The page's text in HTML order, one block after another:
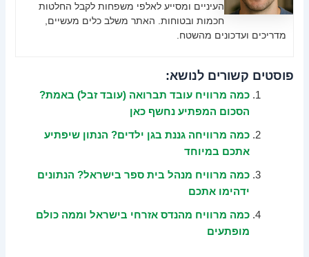
העיניים ומסייע לאלפי משפחות לקבל החלטות
חכמות ובטוחות. האתר משלב כלים מעשיים,
מדריכים ועדכונים מהשטח.
פוסטים קשורים לנושא:
כמה מרוויח עובד תברואה (עובד זבל) באמת?
הסכום המפתיע נחשף כאן
כמה מרוויחה גננת בגן ילדים? הנתון שיפתיע
אתכם במיוחד
כמה מרוויח מנהל בית ספר בישראל? הנתונים
ידהימו אתכם
כמה מרוויח מהנדס אזרחי בישראל וממה כולם
מופתעים